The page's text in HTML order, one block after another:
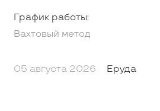
График работы:
Вахтовый метод
05 августа 2026 Еруда